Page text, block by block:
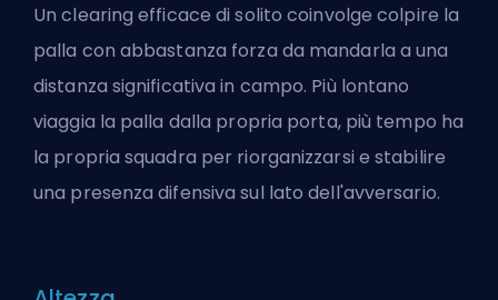
Un clearing efficace di solito coinvolge colpire la
palla con abbastanza forza da mandarla a una
distanza significativa in campo. Più lontano
viaggia la palla dalla propria porta, più tempo ha
la propria squadra per riorganizzarsi e stabilire
una presenza difensiva sul lato dell'avversario.